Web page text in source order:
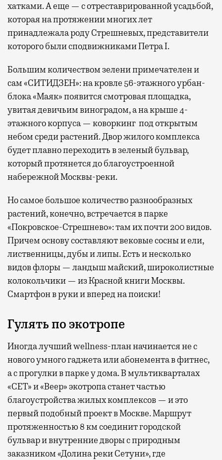
хатками. А еще — с отреставрированной усадьбой,
которая на протяжении многих лет
принадлежала роду Стрешневых, представители
которого были сподвижниками Петра I.
Большим количеством зелени примечателен и
сам «СИТИДЗЕН»: на кровле 56-этажного урбан-
блока «Маяк» появится смотровая площадка,
увитая девичьим виноградом, а на крыше 4-
этажного корпуса — коворкинг под открытым
небом среди растений. Двор жилого комплекса
будет плавно переходить в зеленый бульвар,
который протянется до благоустроенной
набережной Москвы-реки.
Но самое большое количество разнообразных
растений, конечно, встречается в парке
«Покровское-Стрешнево»: там ихпочти 200 видов.
Причем основу составляют вековые сосны и ели,
лиственницы, дубы и липы. Есть и несколько
видов флоры — ландыш майский, широколистные
колокольчики — из Красной книги Москвы.
Смартфон в руки и вперед на поиски!
Гулять по экотропе
Иногда лучший wellness-план начинается не с
нового умного гаджета или абонемента в фитнес,
а с прогулки в парке у дома. В мультикварталах
«СЕТ» и «Веер» экотропа станет частью
благоустройства жилых комплексов — и это
первый подобный проект в Москве. Маршрут
протяженностью 8 км соединит городской
бульвар и внутренние дворы с природным
заказником «Долина реки Сетуни», где